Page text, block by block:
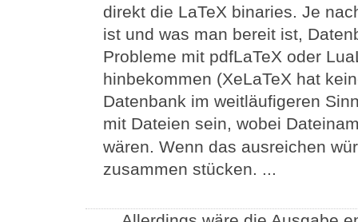
direkt die LaTeX binaries. Je
ist und was man bereit ist,
Probleme mit pdfLaTeX oder
hinbekommen (XeLaTeX hat
Datenbank im weitläufigeren
mit Dateien sein, wobei
wären. Wenn das ausreichen
zusammen stücken. ...